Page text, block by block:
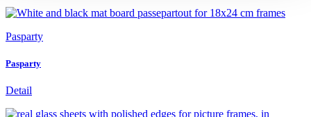
Pasparty
Pasparty
Detail